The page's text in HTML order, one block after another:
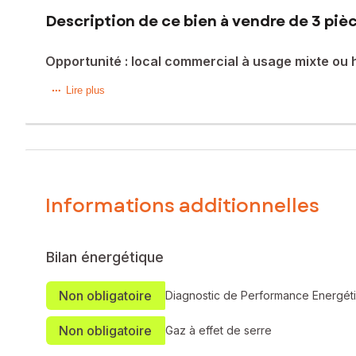
Description de ce bien à vendre de 3
Opportunité : local commercial à usage mixte ou
Dans le quartier du Port de plaisance, je vous propose à
Emplacement premium avec une vue mer
Les consommations énergétiques relevées sont
Dossier complet après engagement de confidentialité.
Pour plus d'infos n'hésitez pas à me contacter !
Les informations sur les risques auxquels ce bien est
Prix de cession honoraires d’agence HT inclus : 263 900 €
Prix de cession hors honoraires d’agence : 252 000 €
Lire plus
Informations additionnelles
Bilan énergétique
Non obligatoire Diagnostic de Performance
Non obligatoire Gaz à effet de serre